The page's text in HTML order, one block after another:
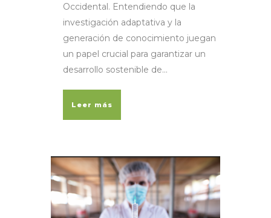
Occidental. Entendiendo que la
investigación adaptativa y la
generación de conocimiento juegan
un papel crucial para garantizar un
desarrollo sostenible de...
Leer más